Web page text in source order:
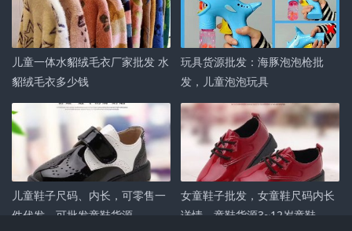
儿童一体水貂绒毛衣厂家批发 水
貂绒毛衣多少钱
玩具货源批发：海豚泡泡枪批
发，儿童泡泡玩具
儿童鞋子尺码、内长，可零售一
件代发，可批发童鞋货源
女童鞋子批发，女童鞋尺码内长
详情，童鞋货源3~12岁童鞋